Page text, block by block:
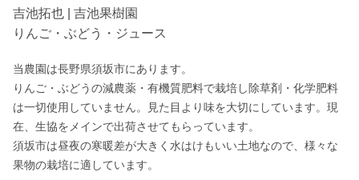
吉池拓也 | 吉池果樹園
りんご・ぶどう・ジュース
当農園は長野県須坂市にあります。
りんご・ぶどうの減農薬・有機質肥料で栽培し除草剤・化学肥料
は一切使用していません。見た目より味を大切にしています。現
在、生協をメインで出荷させてもらっています。
須坂市は昼夜の寒暖差が大きく水はけもいい土地なので、様々な
果物の栽培に適しています。